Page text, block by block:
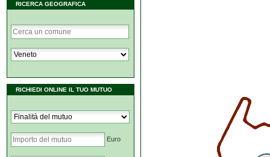
RICERCA GEOGRAFICA
RICHIEDI ONLINE IL TUO MUTUO
Euro